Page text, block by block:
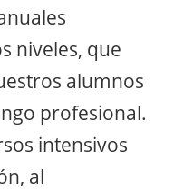
niveles, que
alumnos
profesional.
intensivos
al